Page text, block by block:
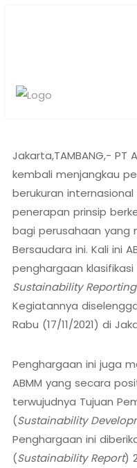
Jakarta,TAMBANG,- PT
kembali menjangkau
berukuran
penerapan prinsip
bagi perusahaan yang
Bersaudara ini. Kali ini
penghargaan klasifikasi
Sustainability
Kegiatannya
Rabu (17/11/2021) di
Penghargaan ini juga
ABMM yang secara
terwujudnya Tujuan
(Sustainability
Penghargaan ini
(Sustainability Report)